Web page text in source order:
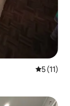
Note
5 (11)